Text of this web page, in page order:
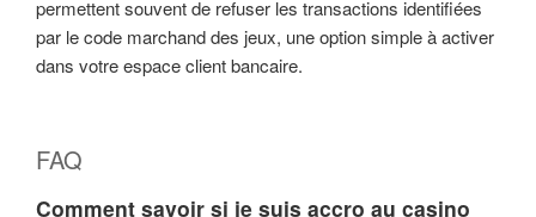
permettent souvent de refuser les transactions identifiées
par le code marchand des jeux, une option simple à activer
dans votre espace client bancaire.
FAQ
Comment savoir si je suis accro au casino